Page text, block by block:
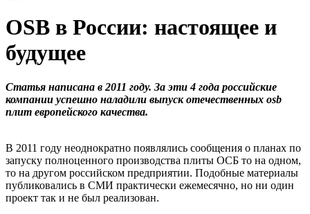
OSB в России: настоящее и
будущее
Статья написана в 2011 году. За эти 4 года российские
компании успешно наладили выпуск отечественных osb
плит европейского качества.
В 2011 году неоднократно появлялись сообщения о планах по
запуску полноценного производства плиты ОСБ то на одном,
то на другом российском предприятии. Подобные материалы
публиковались в СМИ практически ежемесячно, но ни один
проект так и не был реализован.